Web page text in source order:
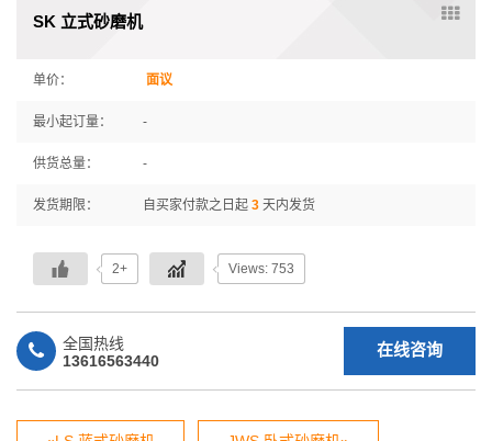
SK 立式砂磨机
单价： 面议
最小起订量： -
供货总量： -
发货期限： 自买家付款之日起 3 天内发货
2+ Views: 753
在线咨询
全国热线
13616563440